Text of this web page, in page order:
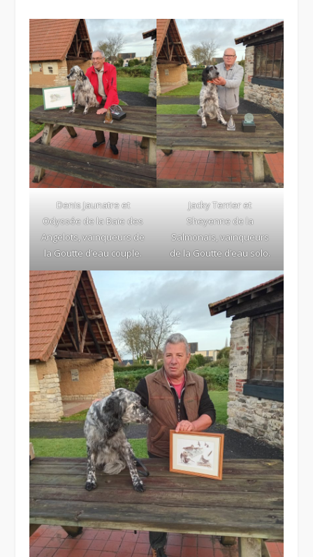
Denis Jaunatre et
Odyssée de la Baie des
Angelots, vainqueurs de
la Goutte d’eau couple.
Jacky Terrier et
Sheyenne de la
Salmonais, vainqueurs
de la Goutte d’eau solo.